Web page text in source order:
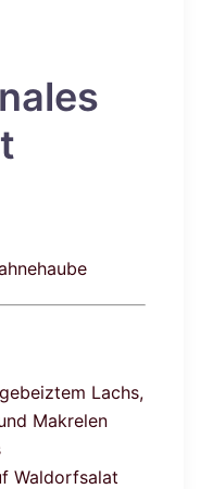
Lachs,
Makrelen
Waldorfsalat